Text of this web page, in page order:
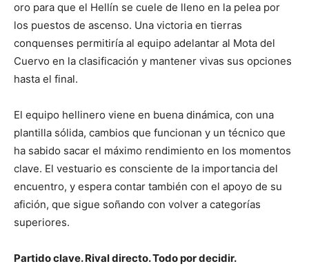
oro para que el Hellín se cuele de lleno en la pelea por
los puestos de ascenso. Una victoria en tierras
conquenses permitiría al equipo adelantar al Mota del
Cuervo en la clasificación y mantener vivas sus opciones
hasta el final.
El equipo hellinero viene en buena dinámica, con una
plantilla sólida, cambios que funcionan y un técnico que
ha sabido sacar el máximo rendimiento en los momentos
clave. El vestuario es consciente de la importancia del
encuentro, y espera contar también con el apoyo de su
afición, que sigue soñando con volver a categorías
superiores.
Partido clave. Rival directo. Todo por decidir.